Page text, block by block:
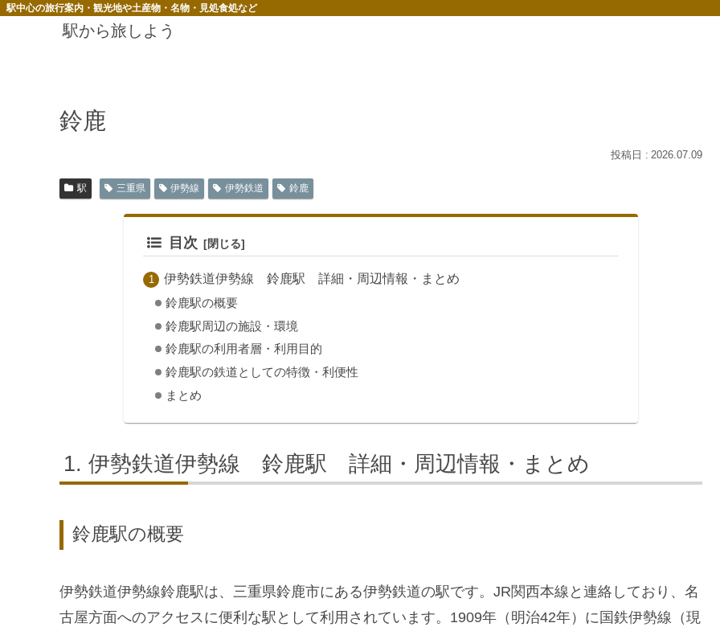
駅中心の旅行案内・観光地や土産物・名物・見処食処など
駅から旅しよう
鈴鹿
2026.07.09
駅 三重県 伊勢線 伊勢鉄道 鈴鹿
目次
伊勢鉄道伊勢線 鈴鹿駅 詳細・周辺情報・まとめ
鈴鹿駅の概要
鈴鹿駅周辺の施設・環境
鈴鹿駅の利用者層・利用目的
鈴鹿駅の鉄道としての特徴・利便性
まとめ
伊勢鉄道伊勢線 鈴鹿駅 詳細・周辺情報・まとめ
鈴鹿駅の概要
伊勢鉄道伊勢線鈴鹿駅は、三重県鈴鹿市にある伊勢鉄道の駅です。JR関西本線と連絡しており、名
古屋方面へのアクセスに便利な駅として利用されています。1909年（明治42年）に国鉄伊勢線（現